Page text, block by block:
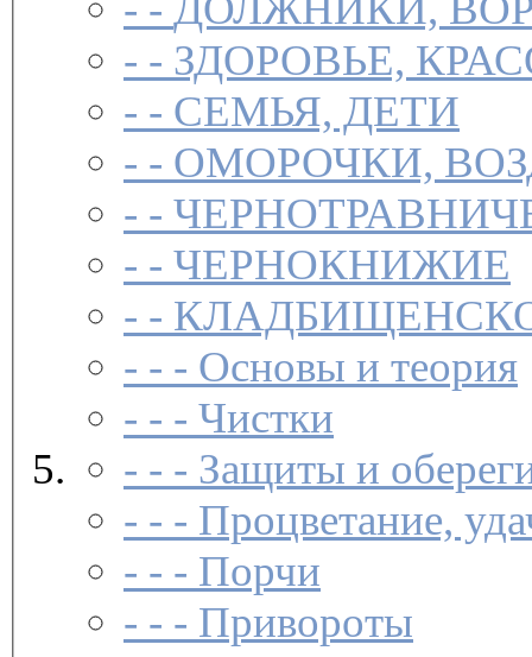
- - ЗДОРОВЬЕ,
- - СЕМЬЯ, ДЕТИ
- - ОМОРОЧКИ,
- -
- - ЧЕРНОКНИЖИЕ
- -
- - - Основы и теория
- - - Чистки­
- - - Защиты и
- - - Процветание,
- - - Порчи­
- - - Привороты­